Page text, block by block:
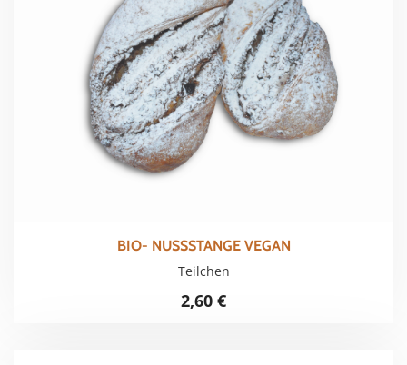
BIO- NUSSSTANGE VEGAN
Teilchen
2,60 €